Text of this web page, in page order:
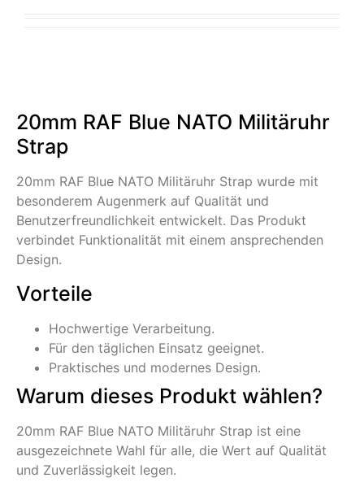
20mm RAF Blue NATO Militäruhr
Strap
20mm RAF Blue NATO Militäruhr Strap wurde mit
besonderem Augenmerk auf Qualität und
Benutzerfreundlichkeit entwickelt. Das Produkt
verbindet Funktionalität mit einem ansprechenden
Design.
Vorteile
Hochwertige Verarbeitung.
Für den täglichen Einsatz geeignet.
Praktisches und modernes Design.
Warum dieses Produkt wählen?
20mm RAF Blue NATO Militäruhr Strap ist eine
ausgezeichnete Wahl für alle, die Wert auf Qualität
und Zuverlässigkeit legen.